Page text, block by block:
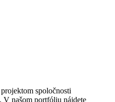
spoločnosti
našom portfóliu nájdete